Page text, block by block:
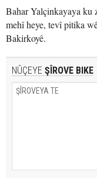
Bahar Yalçinkayaya ku
mehî heye, tevî pitika
Bakirkoyê.
NÛÇEYE ŞÎROVE BIKE